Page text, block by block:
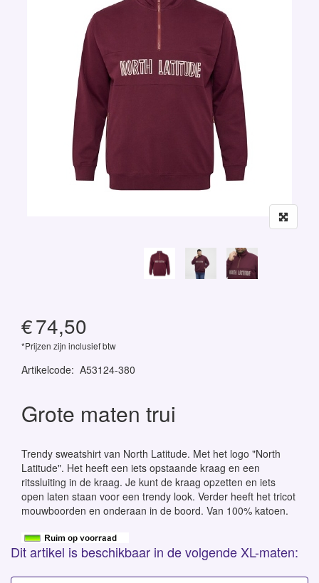
€74,50
*Prijzen zijn inclusief btw
Artikelcode: A53124-380
Grote maten trui
Trendy sweatshirt van North Latitude. Met het logo "North
Latitude". Het heeft een iets opstaande kraag en een
ritssluiting in de kraag. Je kunt de kraag opzetten en iets
open laten staan voor een trendy look. Verder heeft het tricot
mouwboorden en onderaan in de boord. Van 100% katoen.
Dit artikel is beschikbaar in de volgende XL-maten: